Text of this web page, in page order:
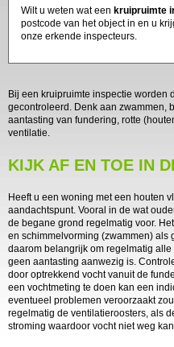
Wilt u weten wat een kruipruimte
postcode van het object in en u
onze erkende inspecteurs.
Bij een kruipruimte inspectie worden
gecontroleerd. Denk aan zwammen,
aantasting van fundering, rotte
ventilatie.
KIJK AF EN TOE IN
Heeft u een woning met een houten
aandachtspunt. Vooral in de wat
de begane grond regelmatig voor.
en schimmelvorming (zwammen) als
daarom belangrijk om regelmatig
geen aantasting aanwezig is.
door optrekkend vocht vanuit de
een vochtmeting te doen kan een
eventueel problemen veroorzaakt
regelmatig de ventilatieroosters, als
stroming waardoor vocht niet weg